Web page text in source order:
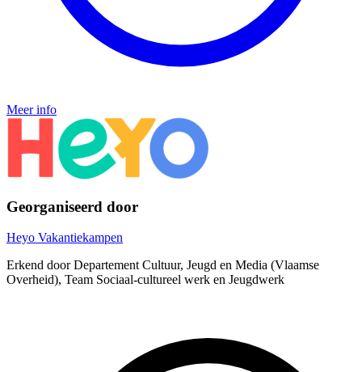
Meer info
Georganiseerd door
Heyo Vakantiekampen
Erkend door Departement Cultuur, Jeugd en Media (Vlaamse
Overheid), Team Sociaal-cultureel werk en Jeugdwerk